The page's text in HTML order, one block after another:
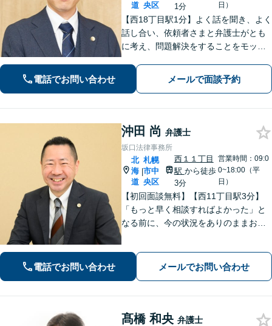
道 央区
1分
日）
【西18丁目駅1分】よく話を聞き、よく
話し合い、依頼者さまと弁護士がとも
に考え、問題解決をすることをモット
ディーな対応で、依頼者さまの利益を
追求します【夜間・土日祝対応可】
電話でお問い合わせ メールで面談予約
沖田 尚 弁護士
坂口法律事務所
北
海
道
|
札幌
市中
央区
西１１丁目
駅 から徒歩
3分
営業時間：09:0
0~18:00（平
日）
【初回面談無料】【西11丁目駅3分】
「もっと早く相談すればよかった」と
なる前に、今の状況をありのままお聞
くことができます。【電話・メール・
WEB相談可】
電話でお問い合わせ メールでお問い合わせ
髙橋 和央 弁護士